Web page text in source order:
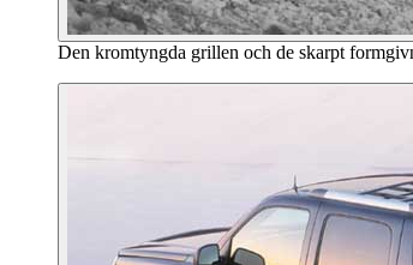
Den kromtyngda grillen och de skarpt